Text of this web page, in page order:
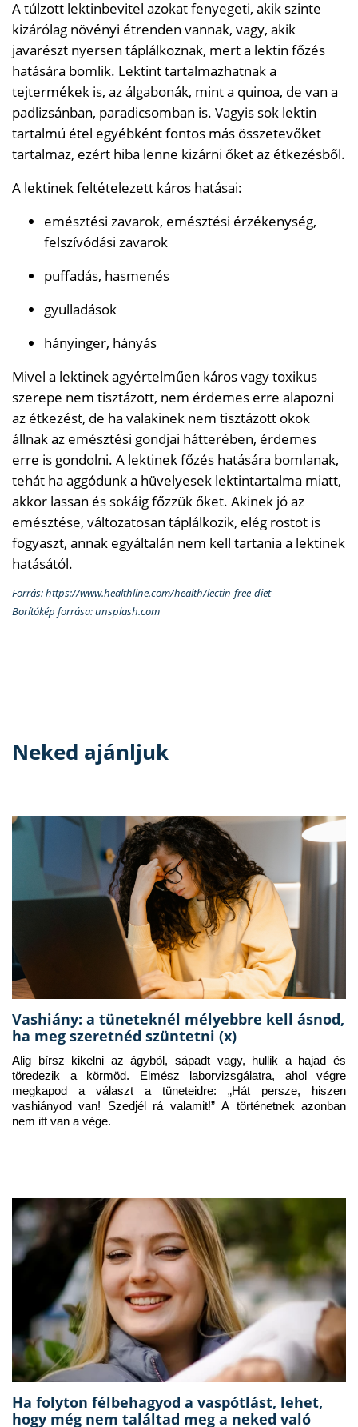
A túlzott lektinbevitel azokat fenyegeti, akik szinte
kizárólag növényi étrenden vannak, vagy, akik
javarészt nyersen táplálkoznak, mert a lektin főzés
hatására bomlik. Lektint tartalmazhatnak a
tejtermékek is, az álgabonák, mint a quinoa, de van a
padlizsánban, paradicsomban is. Vagyis sok lektin
tartalmú étel egyébként fontos más összetevőket
tartalmaz, ezért hiba lenne kizárni őket az étkezésből.
A lektinek feltételezett káros hatásai:
emésztési zavarok, emésztési érzékenység,
felszívódási zavarok
puffadás, hasmenés
gyulladások
hányinger, hányás
Mivel a lektinek agyértelműen káros vagy toxikus
szerepe nem tisztázott, nem érdemes erre alapozni
az étkezést, de ha valakinek nem tisztázott okok
állnak az emésztési gondjai hátterében, érdemes
erre is gondolni. A lektinek főzés hatására bomlanak,
tehát ha aggódunk a hüvelyesek lektintartalma miatt,
akkor lassan és sokáig főzzük őket. Akinek jó az
emésztése, változatosan táplálkozik, elég rostot is
fogyaszt, annak egyáltalán nem kell tartania a lektinek
hatásától.
Forrás: https://www.healthline.com/health/lectin-free-diet
Borítókép forrása: unsplash.com
Neked ajánljuk
Vashiány: a tüneteknél mélyebbre kell ásnod,
ha meg szeretnéd szüntetni (x)
Alig bírsz kikelni az ágyból, sápadt vagy, hullik a hajad és
töredezik a körmöd. Elmész laborvizsgálatra, ahol végre
megkapod a választ a tüneteidre: „Hát persze, hiszen
vashiányod van! Szedjél rá valamit!” A történetnek azonban
nem itt van a vége.
Ha folyton félbehagyod a vaspótlást, lehet,
hogy még nem találtad meg a neked való